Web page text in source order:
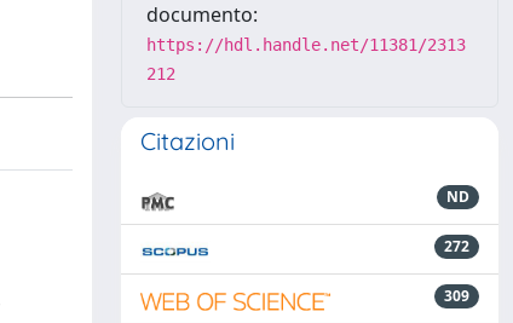
documento:
https://hdl.handle.net/11381/2313
212
Citazioni
ND
272
309